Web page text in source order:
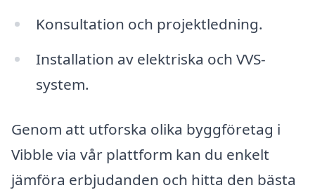
Konsultation och projektledning.
Installation av elektriska och VVS-
system.
Genom att utforska olika byggföretag i
Vibble via vår plattform kan du enkelt
jämföra erbjudanden och hitta den bästa